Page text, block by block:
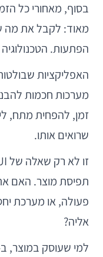
בסוף, מאחורי כל
מאוד: לקבל את מה
הפתעות.
האפליקציות
מערכות חכמות
זמן, להפחית מתח,
שרואים אותו.
תפיסת מוצר. האם
פעולה, או מערכת
אליה?